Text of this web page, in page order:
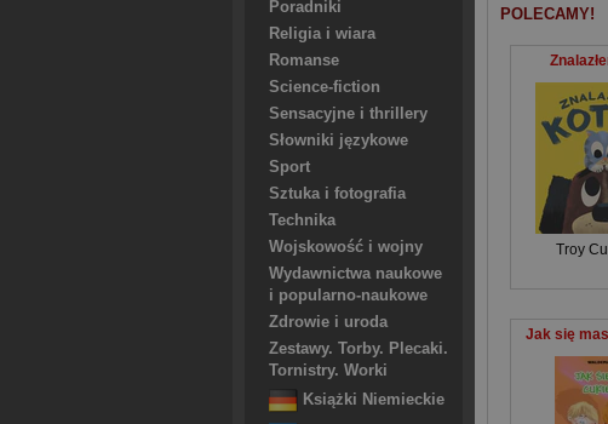
Poradniki
Religia i wiara
Romanse
Science-fiction
Sensacyjne i thrillery
Słowniki językowe
Sport
Sztuka i fotografia
Technika
Wojskowość i wojny
Wydawnictwa naukowe
i popularno-naukowe
Zdrowie i uroda
Zestawy. Torby. Plecaki.
Tornistry. Worki
Książki Niemieckie
POLECAMY!
Troy
Jak się